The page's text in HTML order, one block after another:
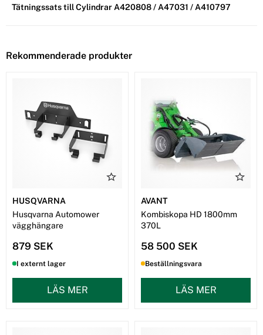
Tätningssats till Cylindrar A420808 / A47031 / A410797
Rekommenderade produkter
HUSQVARNA
Husqvarna Automower
vägghängare
879 SEK
I externt lager
LÄS MER
AVANT
Kombiskopa HD 1800mm
370L
58 500 SEK
Beställningsvara
LÄS MER